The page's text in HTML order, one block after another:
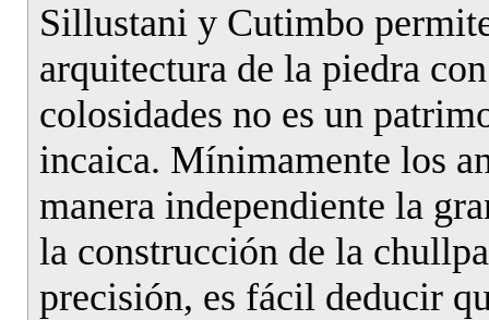
Sillustani y Cutimbo
arquitectura de la piedra
colosidades no es un
incaica. Mínimamente los
manera independiente la
la construcción de la
precisión, es fácil deducir